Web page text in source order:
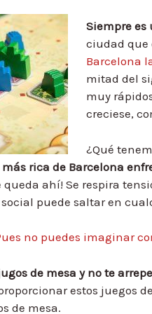
Siempre es
ciudad que
Barcelona
mitad del
muy
creciese,
¿Qué
rica de Barcelona
queda ahí! Se respira
puede saltar en
no puedes imaginar
de mesa y no te
estos juegos
de mesa.